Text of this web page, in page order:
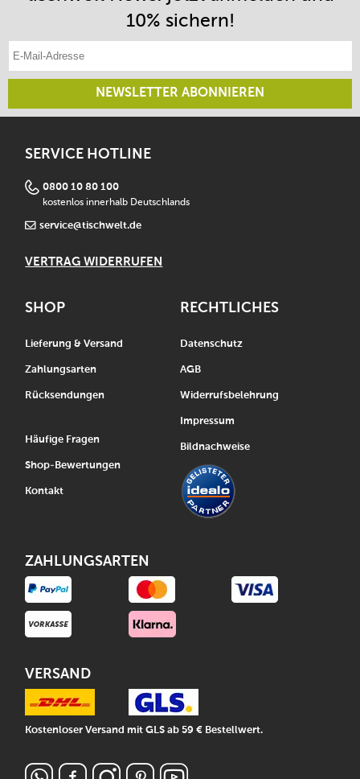
10% sichern!
NEWSLETTER ABONNIEREN
SERVICE HOTLINE
0800 10 80 100
kostenlos innerhalb Deutschlands
service@tischwelt.de
VERTRAG WIDERRUFEN
SHOP
Lieferung & Versand
Zahlungsarten
Rücksendungen
Häufige Fragen
Shop-Bewertungen
Kontakt
RECHTLICHES
Datenschutz
AGB
Widerrufsbelehrung
Impressum
Bildnachweise
ZAHLUNGSARTEN
VERSAND
Kostenloser Versand mit GLS ab 59 € Bestellwert.